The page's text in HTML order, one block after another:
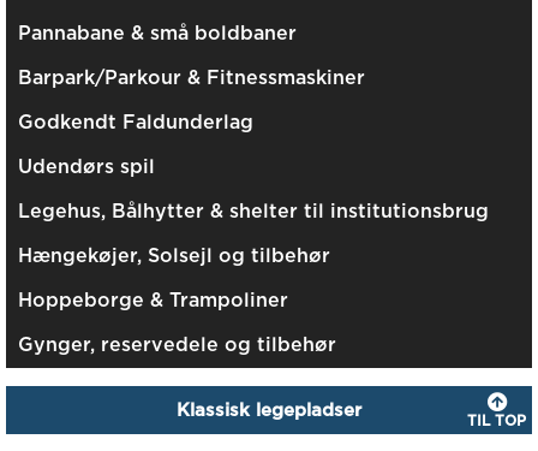
Pannabane & små boldbaner
Barpark/Parkour & Fitnessmaskiner
Godkendt Faldunderlag
Udendørs spil
Legehus, Bålhytter & shelter til institutionsbrug
Hængekøjer, Solsejl og tilbehør
Hoppeborge & Trampoliner
Gynger, reservedele og tilbehør
Klassisk legepladser
TIL TOP